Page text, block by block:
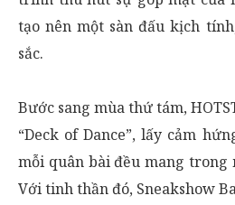
tạo nên một sàn đấu kịch
sắc.
Bước sang mùa thứ tám,
“Deck of Dance”, lấy cảm
mỗi quân bài đều mang trong
Với tinh thần đó, Sneakshow